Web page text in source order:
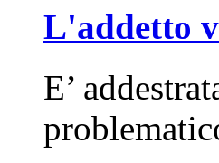
L'addetto
E’